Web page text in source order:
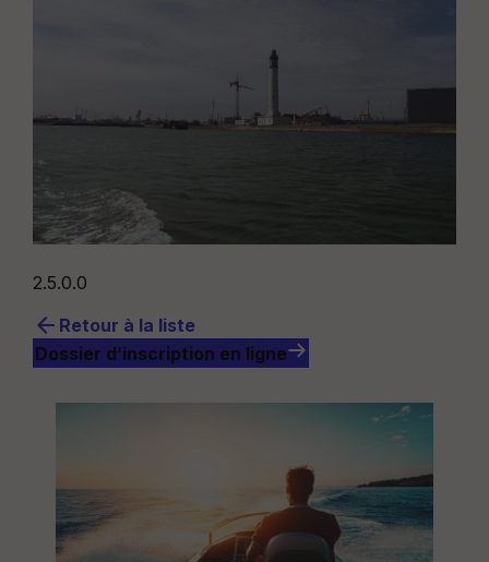
2.5.0.0
arrow_back Retour à la liste
Dossier d’inscription en ligne